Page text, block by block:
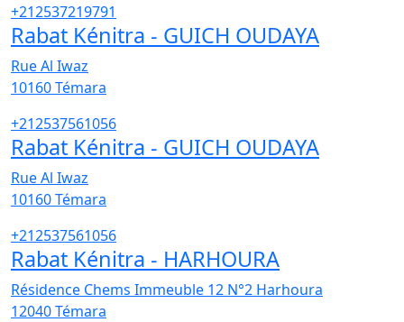
+212537219791
Rabat Kénitra - GUICH OUDAYA
Rue Al Iwaz
10160Témara
+212537561056
Rabat Kénitra - GUICH OUDAYA
Rue Al Iwaz
10160Témara
+212537561056
Rabat Kénitra - HARHOURA
Résidence Chems Immeuble 12 N°2 Harhoura
12040Témara